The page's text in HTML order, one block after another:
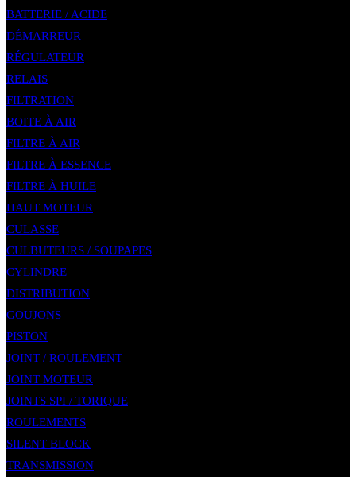
BATTERIE / ACIDE
DÉMARREUR
RÉGULATEUR
RELAIS
FILTRATION
BOITE À AIR
FILTRE À AIR
FILTRE À ESSENCE
FILTRE À HUILE
HAUT MOTEUR
CULASSE
CULBUTEURS / SOUPAPES
CYLINDRE
DISTRIBUTION
GOUJONS
PISTON
JOINT / ROULEMENT
JOINT MOTEUR
JOINTS SPI / TORIQUE
ROULEMENTS
SILENT BLOCK
TRANSMISSION